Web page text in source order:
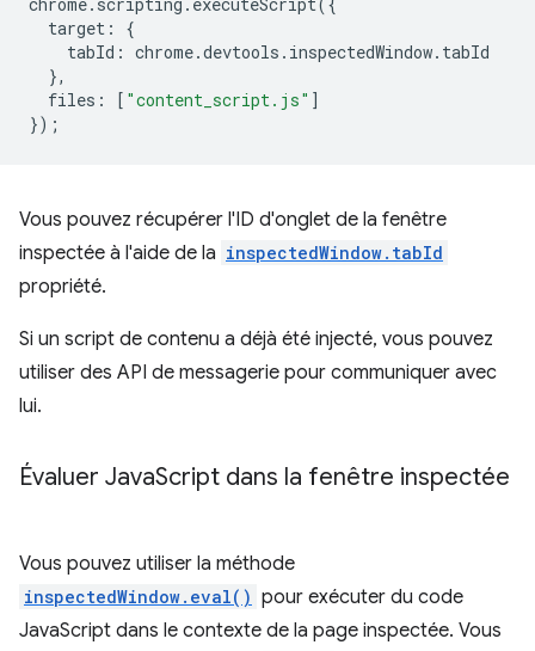
target :
{
tabId : chrome.devtools . inspectedWindow. tabId
},
files : [ "content_script.js" ]
});
Vous pouvez récupérer l'ID d'onglet de la fenêtre
inspectée à l'aide de la inspectedWindow.tabId
propriété.
Si un script de contenu a déjà été injecté, vous pouvez
utiliser des API de messagerie pour communiquer avec
lui.
Évaluer JavaScript dans la fenêtre inspectée
Vous pouvez utiliser la méthode
inspectedWindow.eval() pour exécuter du code
JavaScript dans le contexte de la page inspectée. Vous